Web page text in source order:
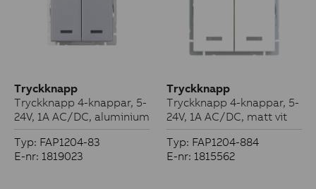
Tryckknapp
Tryckknapp 4-knappar, 5-
24V, 1A AC/DC, aluminium
Typ: FAP1204-83
E-nr: 1819023
Tryckknapp
Tryckknapp 4-knappar, 5-
24V, 1A AC/DC, matt vit
Typ: FAP1204-884
E-nr: 1815562